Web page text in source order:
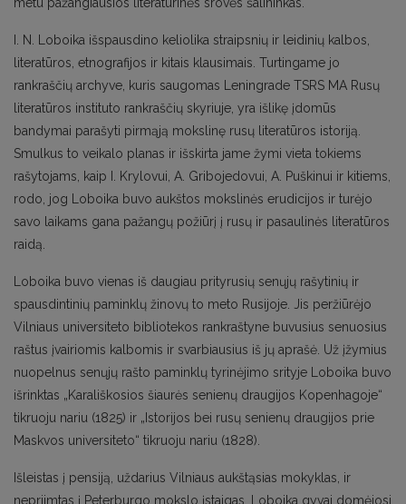
metu pažangiausios literatūrinės srovės šalininkas.
I. N. Loboika išspausdino keliolika straipsnių ir leidinių kalbos,
literatūros, etnografijos ir kitais klausimais. Turtingame jo
rankraščių archyve, kuris saugomas Leningrade TSRS MA Rusų
literatūros instituto rankraščių skyriuje, yra išlikę įdomūs
bandymai parašyti pirmąją mokslinę rusų literatūros istoriją.
Smulkus to veikalo planas ir išskirta jame žymi vieta tokiems
rašytojams, kaip I. Krylovui, A. Gribojedovui, A. Puškinui ir kitiems,
rodo, jog Loboika buvo aukštos mokslinės erudicijos ir turėjo
savo laikams gana pažangų požiūrį į rusų ir pasaulinės literatūros
raidą.
Loboika buvo vienas iš daugiau prityrusių senųjų rašytinių ir
spausdintinių paminklų žinovų to meto Rusijoje. Jis peržiūrėjo
Vilniaus universiteto bibliotekos rankraštyne buvusius senuosius
raštus įvairiomis kalbomis ir svarbiausius iš jų aprašė. Už įžymius
nuopelnus senųjų rašto paminklų tyrinėjimo srityje Loboika buvo
išrinktas „Karališkosios šiaurės senienų draugijos Kopenhagoje“
tikruoju nariu (1825) ir „Istorijos bei rusų senienų draugijos prie
Maskvos universiteto“ tikruoju nariu (1828).
Išleistas į pensiją, uždarius Vilniaus aukštąsias mokyklas, ir
nepriimtas į Peterburgo mokslo įstaigas, Loboika gyvai domėjosi